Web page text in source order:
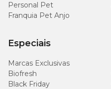
Personal Pet
Franquia Pet Anjo
Especiais
Marcas Exclusivas
Biofresh
Black Friday